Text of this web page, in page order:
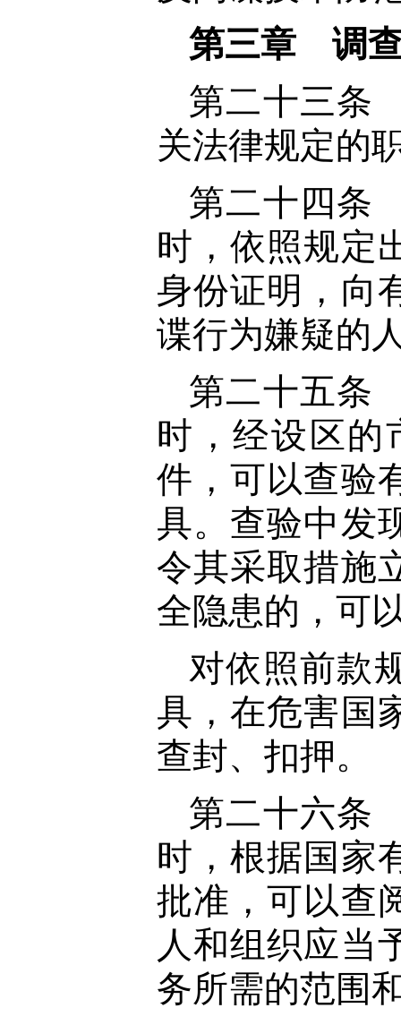
第三章 调
第二十三条
关法律规定的
第二十四条
时，依照规定
身份证明，向
谍行为嫌疑的
第二十五条
时，经设区的
件，可以查验
具。查验中发
令其采取措施
全隐患的，可
对依照前款
具，在危害国
查封、扣押。
第二十六条
时，根据国家
批准，可以查
人和组织应当
务所需的范围